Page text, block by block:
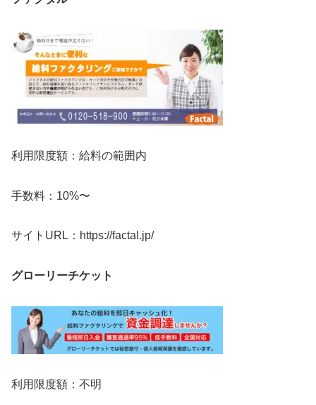
利用限度額：給料の範囲内
手数料：10%〜
サイトURL：https://factal.jp/
グローリーチケット
利用限度額：不明